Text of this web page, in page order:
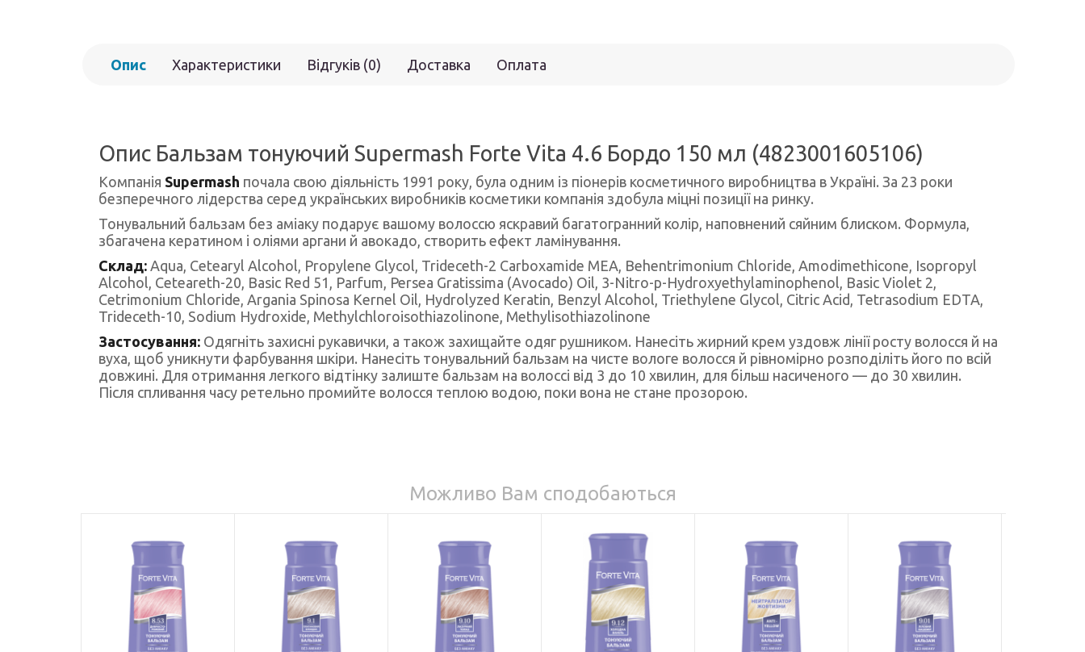
Опис Характеристики Відгуків (0) Доставка Оплата
Опис Бальзам тонуючий Supermash Forte Vita 4.6 Бордо 150 мл (4823001605106)
Компанія Supermash почала свою діяльність 1991 року, була одним із піонерів косметичного виробництва в Україні. За 23 роки
безперечного лідерства серед українських виробників косметики компанія здобула міцні позиції на ринку.
Тонувальний бальзам без аміаку подарує вашому волоссю яскравий багатогранний колір, наповнений сяйним блиском. Формула,
збагачена кератином і оліями аргани й авокадо, створить ефект ламінування.
Склад: Aqua, Cetearyl Alcohol, Propylene Glycol, Trideceth-2 Carboxamide MEA, Behentrimonium Chloride, Amodimethicone, Isopropyl
Alcohol, Ceteareth-20, Basic Red 51, Parfum, Persea Gratissima (Avocado) Oil, 3-Nitro-p-Hydroxyethylaminophenol, Basic Violet 2,
Cetrimonium Chloride, Argania Spinosa Kernel Oil, Hydrolyzed Keratin, Benzyl Alcohol, Triethylene Glycol, Citric Acid, Tetrasodium EDTA,
Trideceth-10, Sodium Hydroxide, Methylchloroisothiazolinone, Methylisothiazolinone
Застосування: Одягніть захисні рукавички, а також захищайте одяг рушником. Нанесіть жирний крем уздовж лінії росту волосся й на
вуха, щоб уникнути фарбування шкіри. Нанесіть тонувальний бальзам на чисте вологе волосся й рівномірно розподіліть його по всій
довжині. Для отримання легкого відтінку залиште бальзам на волоссі від 3 до 10 хвилин, для більш насиченого — до 30 хвилин.
Після спливання часу ретельно промийте волосся теплою водою, поки вона не стане прозорою.
Можливо Вам сподобаються